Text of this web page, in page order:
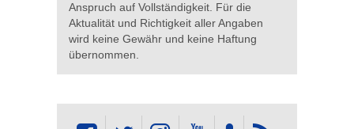
Anspruch auf Vollständigkeit. Für die
Aktualität und Richtigkeit aller Angaben
wird keine Gewähr und keine Haftung
übernommen.